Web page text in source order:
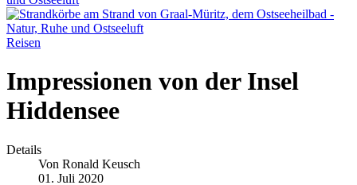
Reisen
Impressionen von der Insel
Hiddensee
Details
Von Ronald Keusch
01. Juli 2020